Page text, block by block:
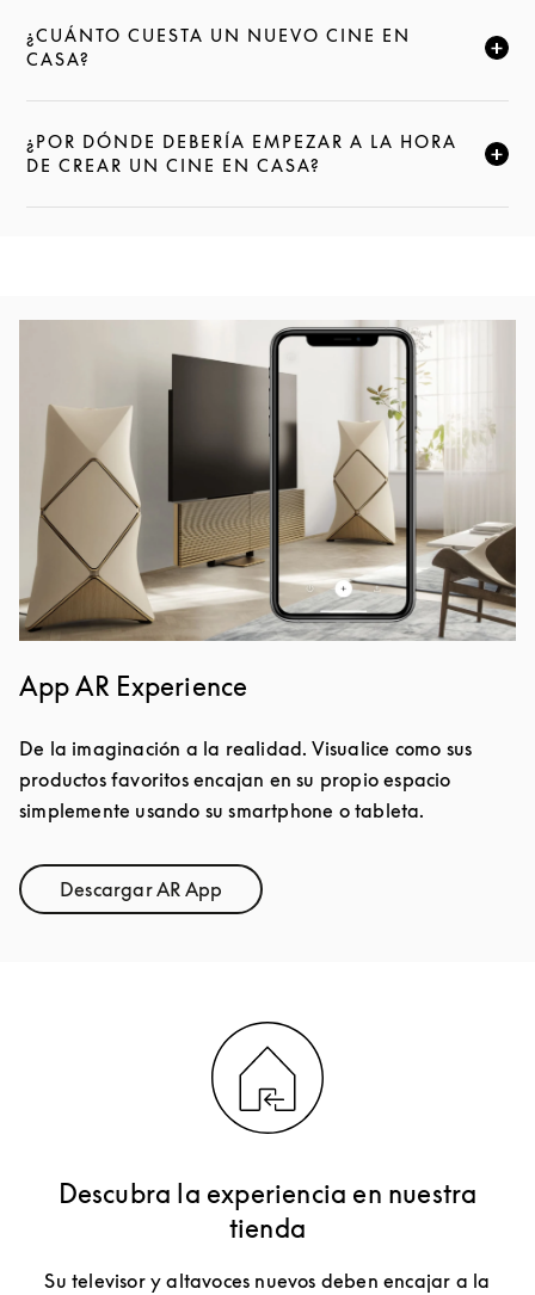
¿CUÁNTO CUESTA UN NUEVO CINE EN
CASA?
HAZ CLIC PARA AMPLIAR ESTA DESCRIPCIÓN Y
¿POR DÓNDE DEBERÍA EMPEZAR A LA HORA
DE CREAR UN CINE EN CASA?
HAZ CLIC PARA AMPLIAR ESTA DESCRIPCIÓN Y
App AR Experience
De la imaginación a la realidad. Visualice como sus
productos favoritos encajan en su propio espacio
simplemente usando su smartphone o tableta.
Descargar AR AppLink Opens in New Tab
Descubra la experiencia en nuestra
tienda
Su televisor y altavoces nuevos deben encajar a la